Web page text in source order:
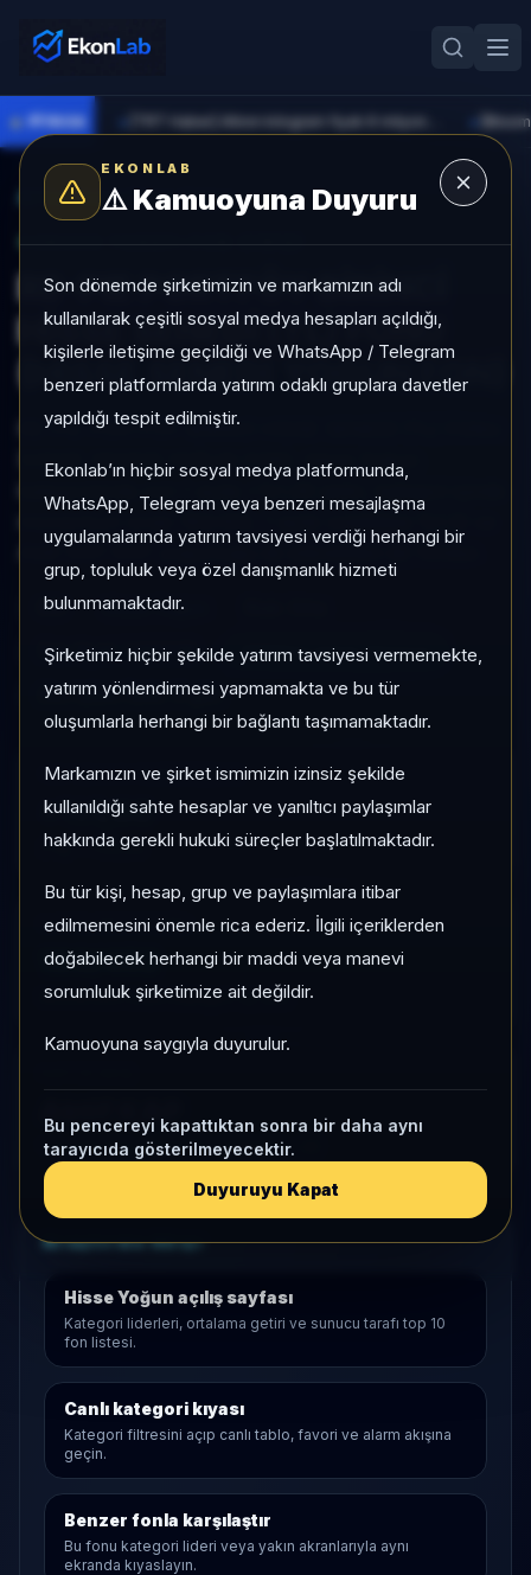
EKONLAB
⚠️Kamuoyuna Duyuru
Son dönemde şirketimizin ve markamızın adı
kullanılarak çeşitli sosyal medya hesapları açıldığı,
kişilerle iletişime geçildiği ve WhatsApp / Telegram
benzeri platformlarda yatırım odaklı gruplara davetler
yapıldığı tespit edilmiştir.
Ekonlab’ın hiçbir sosyal medya platformunda,
WhatsApp, Telegram veya benzeri mesajlaşma
uygulamalarında yatırım tavsiyesi verdiği herhangi bir
grup, topluluk veya özel danışmanlık hizmeti
bulunmamaktadır.
Şirketimiz hiçbir şekilde yatırım tavsiyesi vermemekte,
yatırım yönlendirmesi yapmamakta ve bu tür
oluşumlarla herhangi bir bağlantı taşımamaktadır.
Markamızın ve şirket ismimizin izinsiz şekilde
kullanıldığı sahte hesaplar ve yanıltıcı paylaşımlar
hakkında gerekli hukuki süreçler başlatılmaktadır.
Bu tür kişi, hesap, grup ve paylaşımlara itibar
edilmemesini önemle rica ederiz. İlgili içeriklerden
doğabilecek herhangi bir maddi veya manevi
sorumluluk şirketimize ait değildir.
Kamuoyuna saygıyla duyurulur.
Bu pencereyi kapattıktan sonra bir daha aynı
tarayıcıda gösterilmeyecektir.
Duyuruyu Kapat
● PİYASA
AI Fon Radar Hisse Yoğun
SUNUCU TARAFI FON GIRIŞI
RE-PIE PORTFÖY BİRİNCİ
HİSSE SENEDİ (TL) FONU
(HİSSE SENEDİ YOĞUN FON)
RE-PIE PORTFÖY BİRİNCİ HİSSE SENEDİ (TL) FONU
(HİSSE SENEDİ YOĞUN FON), Hisse Yoğun
kategorisinde son 1 ayda +%1,00 getiri, kategori içinde
Aktif KAP KAP yoğunluğu ile izlenebilen bir fondur.
RHI Hisse Yoğun
Son fiyat: 1,662315 TEFAS'ta İşlem Görüyor
Son işlem farkı:0 gün
1 AY VE 3 AY PERFORMANS
+%1,00
3 Ay:+%6,04
KATEGORI KONUMU
183/452
Momentum bazlı kategori içi sıra
Aktif KAP
1 ay net akış-41,6 Mn• Yatırımcı
Araştırma Akışı
Hisse Yoğun açılış sayfası
Kategori liderleri, ortalama getiri ve sunucu tarafı top 10
fon listesi.
Canlı kategori kıyası
Kategori filtresini açıp canlı tablo, favori ve alarm akışına
geçin.
Benzer fonla karşılaştır
Bu fonu kategori lideri veya yakın akranlarıyla aynı
ekranda kıyaslayın.